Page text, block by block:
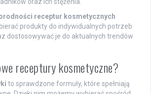
receptur kosmetycznych
produkty do indywidualnych potrzeb
dostosowywać je do aktualnych trendów
receptury kosmetyczne?
to sprawdzone formuły, które spełniają